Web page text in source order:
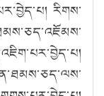
རིགས་